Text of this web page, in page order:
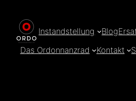
Inhalt
springen Instandstellung Blog
Das Ordonnanzrad
Kontakt